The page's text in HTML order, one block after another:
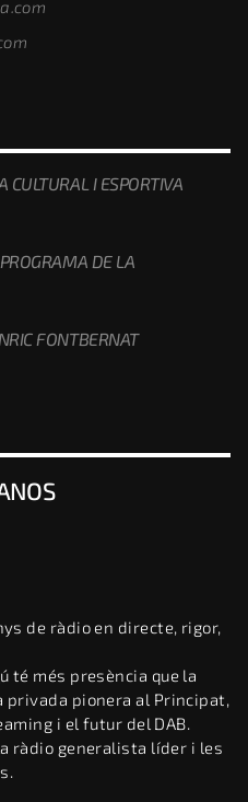
CULTURAL I ESPORTIVA
DE LA
FONTBERNAT
de ràdio en directe, rigor,
té més presència que la
privada pionera al Principat,
i el futur del DAB.
ràdio generalista líder i les